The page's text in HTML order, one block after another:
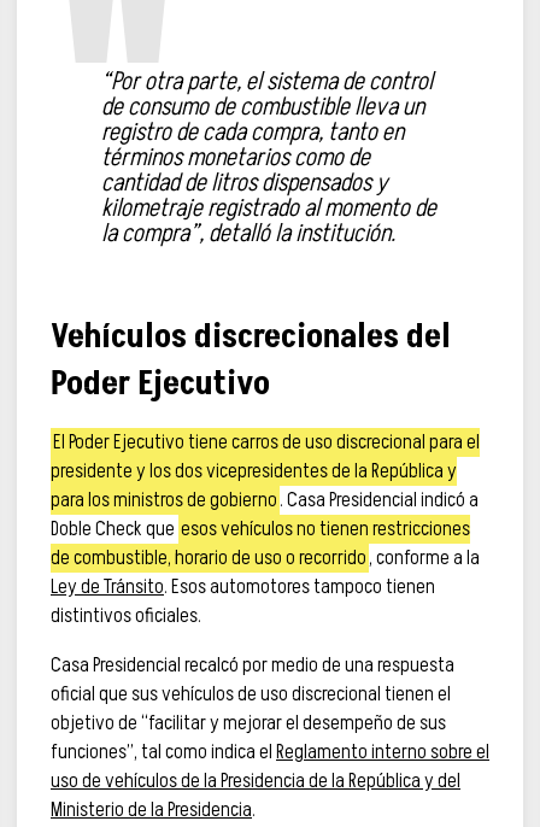
“Por otra parte, el sistema de control
de consumo de combustible lleva un
registro de cada compra, tanto en
términos monetarios como de
cantidad de litros dispensados y
kilometraje registrado al momento de
la compra”, detalló la institución.
Vehículos discrecionales del
Poder Ejecutivo
El Poder Ejecutivo tiene carros de uso discrecional para el
presidente y los dos vicepresidentes de la República y
para los ministros de gobierno. Casa Presidencial indicó a
Doble Check que esos vehículos no tienen restricciones
de combustible, horario de uso o recorrido, conforme a la
Ley de Tránsito. Esos automotores tampoco tienen
distintivos oficiales.
Casa Presidencial recalcó por medio de una respuesta
oficial que sus vehículos de uso discrecional tienen el
objetivo de “facilitar y mejorar el desempeño de sus
funciones”, tal como indica elReglamento interno sobre el
uso de vehículos de la Presidencia de la República y del
Ministerio de la Presidencia.